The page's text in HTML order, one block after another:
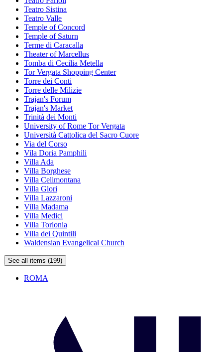
Teatro Sistina
Teatro Valle
Temple of Concord
Temple of Saturn
Terme di Caracalla
Theater of Marcellus
Tomba di Cecilia Metella
Tor Vergata Shopping Center
Torre dei Conti
Torre delle Milizie
Trajan's Forum
Trajan's Market
Trinità dei Monti
University of Rome Tor Vergata
Università Cattolica del Sacro Cuore
Via del Corso
Vila Doria Pamphili
Villa Ada
Villa Borghese
Villa Celimontana
Villa Glori
Villa Lazzaroni
Villa Madama
Villa Medici
Villa Torlonia
Villa dei Quintili
Waldensian Evangelical Church
See all items (199)
ROMA